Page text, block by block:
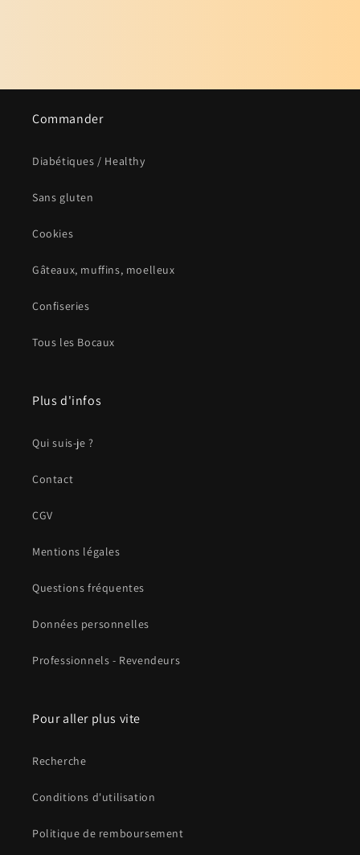
Commander
Diabétiques / Healthy
Sans gluten
Cookies
Gâteaux, muffins, moelleux
Confiseries
Tous les Bocaux
Plus d'infos
Qui suis-je ?
Contact
CGV
Mentions légales
Questions fréquentes
Données personnelles
Professionnels - Revendeurs
Pour aller plus vite
Recherche
Conditions d'utilisation
Politique de remboursement